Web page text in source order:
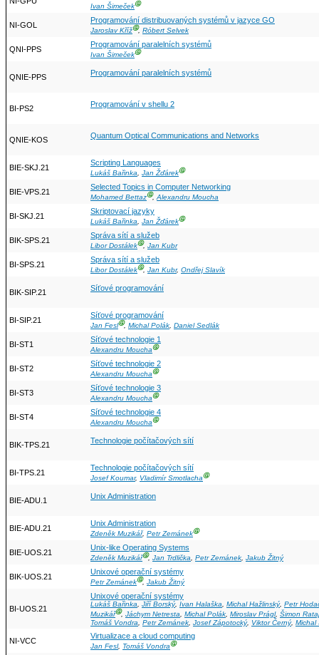
Ivan ŠimečekⒼ
NI-GOL
Programování distribuovaných systémů v jazyce GO
Jaroslav KřížⒼ, Róbert Selvek
QNI-PPS
Programování paralelních systémů
Ivan ŠimečekⒼ
QNIE-PPS Programování paralelních systémů
BI-PS2 Programování v shellu 2
QNIE-KOS Quantum Optical Communications and Networks
BIE-SKJ.21
Scripting Languages
Lukáš Bařinka, Jan ŽďárekⒼ
BIE-VPS.21
Selected Topics in Computer Networking
Mohamed BettazⒼ,Alexandru Moucha
BI-SKJ.21
Skriptovací jazyky
Lukáš Bařinka, Jan ŽďárekⒼ
BIK-SPS.21
Správa sítí a služeb
Libor DostálekⒼ, Jan Kubr
BI-SPS.21
Správa sítí a služeb
Libor DostálekⒼ, Jan Kubr, Ondřej Slavík
BIK-SIP.21 Síťové programování
BI-SIP.21
Síťové programování
Jan FeslⒼ, Michal Polák, Daniel Sedlák
BI-ST1
Síťové technologie 1
Alexandru MouchaⒼ
BI-ST2
Síťové technologie 2
Alexandru MouchaⒼ
BI-ST3
Síťové technologie 3
Alexandru MouchaⒼ
BI-ST4
Síťové technologie 4
Alexandru MouchaⒼ
BIK-TPS.21 Technologie počítačových sítí
BI-TPS.21
Technologie počítačových sítí
Josef Koumar, Vladimír SmotlachaⒼ
BIE-ADU.1 Unix Administration
BIE-ADU.21
Unix Administration
Zdeněk Muzikář, Petr ZemánekⒼ
BIE-UOS.21
Unix-like Operating Systems
Zdeněk MuzikářⒼ, Jan Trdlička, Petr Zemánek, Jakub Žitný
BIK-UOS.21
Unixové operační systémy
Petr ZemánekⒼ, Jakub Žitný
BI-UOS.21
Unixové operační systémy
Lukáš Bařinka, Jiří Borský, Ivan Halaška, Michal Hažlinský, Petr
MuzikářⒼ, Jáchym Netresta, Michal Polák, Miroslav Prágl, Šimon Rataj
Tomáš Vondra
Petr Zemánek Josef Zápotocký, Viktor Černý, Michal
NI-VCC
Virtualizace a cloud computing
Jan Fesl, Tomáš VondraⒼ